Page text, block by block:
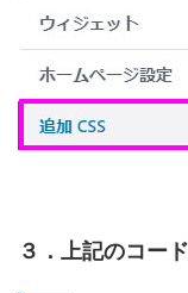
３．上記のコー